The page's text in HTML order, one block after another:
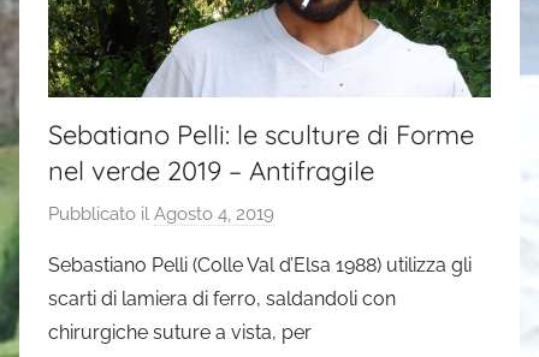
Sebatiano Pelli: le sculture di Forme
nel verde 2019 – Antifragile
Pubblicato il Agosto 4, 2019
G
a
i
Sebastiano Pelli (Colle Val d’Elsa 1988) utilizza gli
scarti di lamiera di ferro, saldandoli con
chirurgiche suture a vista, per